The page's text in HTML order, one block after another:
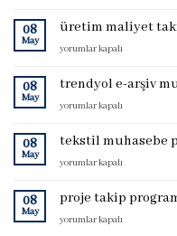
programı
08
May
üretim maliyet
üretim
takibi
programı
için
yorumlar kapalı
08
May
trendyol e-arşiv
trendyol
arşiv
programı
yorumlar kapalı
08
May
tekstil muhasebe
tekstil
programı
için
yorumlar kapalı
08
May
proje takip
proje
yorumlar kapalı